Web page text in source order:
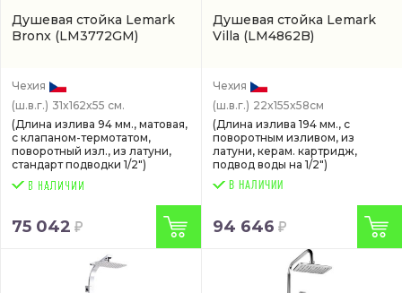
Душевая стойка Lemark
Bronx (LM3772GM)
Чехия
(ш.в.г.) 31x162x55 см.
(Длина излива 94 мм., матовая,
с клапаном-термотатом,
поворотный изл., из латуни,
стандарт подводки 1/2")
75 042
Душевая стойка Lemark
Villa (LM4862B)
Чехия
(ш.в.г.) 22x155x58см
(Длина излива 194 мм., с
поворотным изливом, из
латуни, керам. картридж,
подвод воды на 1/2")
В НАЛИЧИИ
94 646